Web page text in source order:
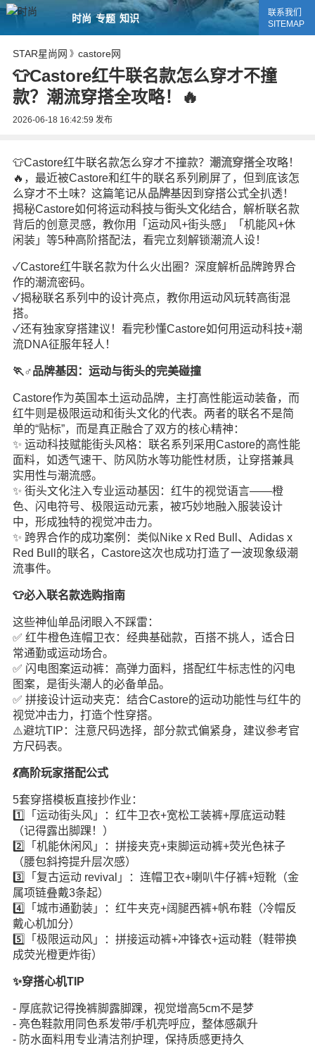
时尚 专题 知识
联系我们
SITEMAP
STAR星尚网 》 castore网
👕Castore红牛联名款怎么穿才不撞
款？潮流穿搭全攻略！🔥
2026-06-18 16:42:59 发布
👕Castore红牛联名款怎么穿才不撞款？ 潮流穿搭全攻略！
🔥，最近被Castore和红牛的联名系列刷屏了，但到底该怎
么穿才不土味？这篇笔记从品牌基因到穿搭公式全扒透！
揭秘Castore如何将运动科技与街头文化结合，解析联名款
背后的创意灵感，教你用「运动风+街头感」「机能风+休
闲装」等5种高阶搭配法，看完立刻解锁潮流人设！
✓Castore红牛联名款为什么火出圈？深度解析品牌跨界合
作的潮流密码。
✓揭秘联名系列中的设计亮点，教你用运动风玩转高街混
搭。
✓还有独家穿搭建议！看完秒懂Castore如何用运动科技+潮
流DNA征服年轻人！
🏃♂️品牌基因：运动与街头的完美碰撞
Castore作为英国本土运动品牌，主打高性能运动装备，而
红牛则是极限运动和街头文化的代表。两者的联名不是简
单的“贴标”，而是真正融合了双方的核心精神：
✨ 运动科技赋能街头风格：联名系列采用Castore的高性能
面料，如透气速干、防风防水等功能性材质，让穿搭兼具
实用性与潮流感。
✨ 街头文化注入专业运动基因：红牛的视觉语言——橙
色、闪电符号、极限运动元素，被巧妙地融入服装设计
中，形成独特的视觉冲击力。
✨ 跨界合作的成功案例：类似Nike x Red Bull、Adidas x
Red Bull的联名，Castore这次也成功打造了一波现象级潮
流事件。
👕必入联名款选购指南
这些神仙单品闭眼入不踩雷：
✅ 红牛橙色连帽卫衣：经典基础款，百搭不挑人，适合日
常通勤或运动场合。
✅ 闪电图案运动裤：高弹力面料，搭配红牛标志性的闪电
图案，是街头潮人的必备单品。
✅ 拼接设计运动夹克：结合Castore的运动功能性与红牛的
视觉冲击力，打造个性穿搭。
⚠️避坑TIP：注意尺码选择，部分款式偏紧身，建议参考官
方尺码表。
💃高阶玩家搭配公式
5套穿搭模板直接抄作业：
1️⃣「运动街头风」：红牛卫衣+宽松工装裤+厚底运动鞋
（记得露出脚踝！）
2️⃣「机能休闲风」：拼接夹克+束脚运动裤+荧光色袜子
（腰包斜挎提升层次感）
3️⃣「复古运动 revival」：连帽卫衣+喇叭牛仔裤+短靴（金
属项链叠戴3条起）
4️⃣「城市通勤装」：红牛夹克+阔腿西裤+帆布鞋（冷帽反
戴心机加分）
5️⃣「极限运动风」：拼接运动裤+冲锋衣+运动鞋（鞋带换
成荧光橙更炸街）
✨穿搭心机TIP
- 厚底款记得挽裤脚露脚踝，视觉增高5cm不是梦
- 亮色鞋款用同色系发带/手机壳呼应，整体感飙升
- 防水面料用专业清洁剂护理，保持质感更持久